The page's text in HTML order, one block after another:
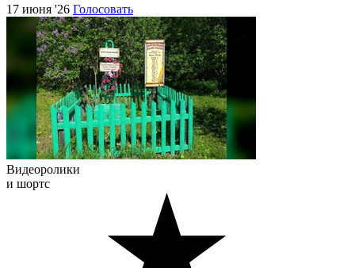
17 июня '26 Голосовать
Видеоролики
и шортс